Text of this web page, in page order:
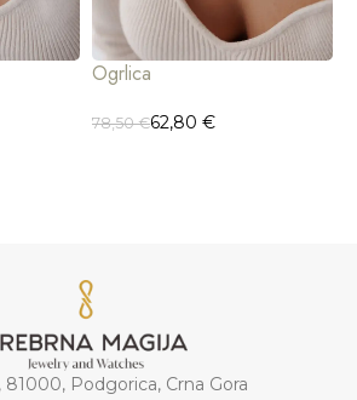
Ogrlica
78,50€62,80 €
81000, Podgorica, Crna Gora